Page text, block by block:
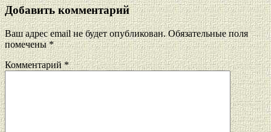
Добавить комментарий
Ваш адрес email не будет опубликован. Обязательные поля
помечены*
Комментарий*